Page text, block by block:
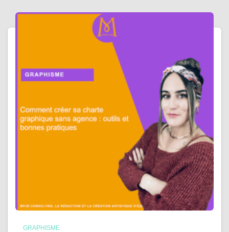
GRAPHISME